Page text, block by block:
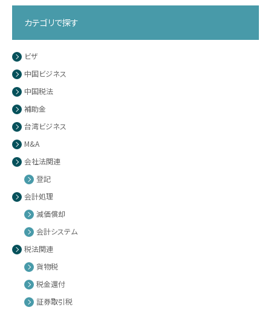
カテゴリで探す
ビザ
中国ビジネス
中国税法
補助金
台湾ビジネス
M&A
会社法関連
登記
会計処理
減価償却
会計システム
税法関連
貨物税
税金還付
証券取引税